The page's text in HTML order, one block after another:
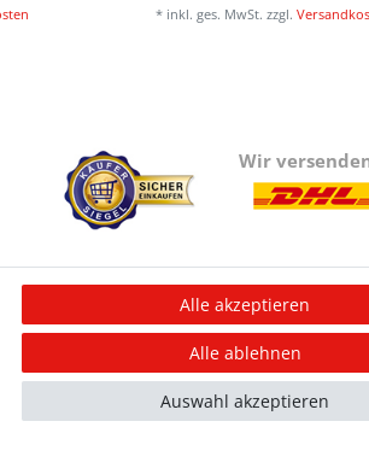
* inkl. ges. MwSt. zzgl.
Wir
Information
Informationen für Vereine
Informationen zur Beflockung
Newsletter-Anmeldung
Alle akzeptieren
Alle ablehnen
Auswahl akzeptieren